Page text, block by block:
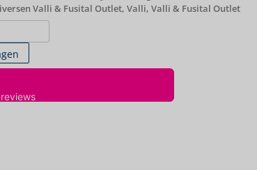
Valli & Fusital Outlet, Valli, Valli & Fusital Outlet